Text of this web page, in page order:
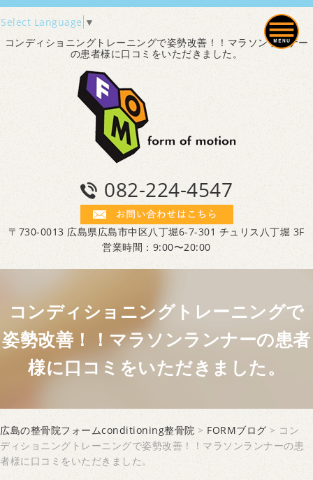
Select Language ▼
コンディショニングトレーニングで姿勢改善！！マラソンランナー
の患者様に口コミをいただきました。
082-224-4547
〒730-0013 広島県広島市中区八丁堀6-7-301 チュリス八丁堀 3F
営業時間：9:00〜20:00
コンディショニングトレーニングで
姿勢改善！！マラソンランナーの患者
様に口コミをいただきました。
広島の整骨院フォームconditioning整骨院 > FORMブログ > コン
ディショニングトレーニングで姿勢改善！！マラソンランナーの患
者様に口コミをいただきました。